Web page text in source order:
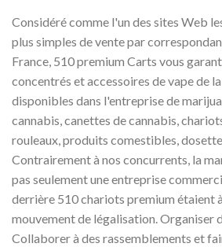
Considéré comme l'un des sites Web
plus simples de vente par
France, 510 premium Carts vous
concentrés et accessoires de vape de
disponibles dans l'entreprise de
cannabis, canettes de cannabis,
rouleaux, produits comestibles,
Contrairement à nos concurrents, la
pas seulement une entreprise
derrière 510 chariots premium étaient
mouvement de légalisation. Organiser
Collaborer à des rassemblements et